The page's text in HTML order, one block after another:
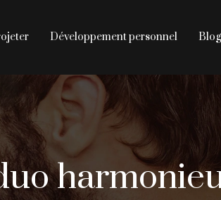
Développement personnel Blog